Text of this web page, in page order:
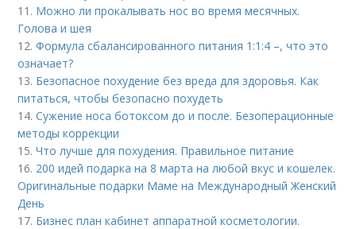
11. Можно ли прокалывать нос во время месячных.
Голова и шея
12.Формула сбалансированного питания 1:1:4 –, что это
означает?
13. Безопасное похудение без вреда для здоровья. Как
питаться, чтобы безопасно похудеть
14.Сужение носа ботоксом до и после. Безоперационные
методы коррекции
15.Что лучше для похудения. Правильное питание
16. 200 идей подарка на 8 марта на любой вкус и кошелек.
Оригинальные подарки Маме на Международный Женский
День
17. Бизнес план кабинет аппаратной косметологии.